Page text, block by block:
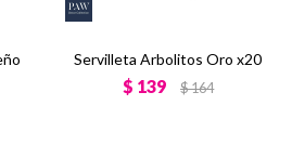
Servilleta Arbolitos Oro x20
$ 139 $164